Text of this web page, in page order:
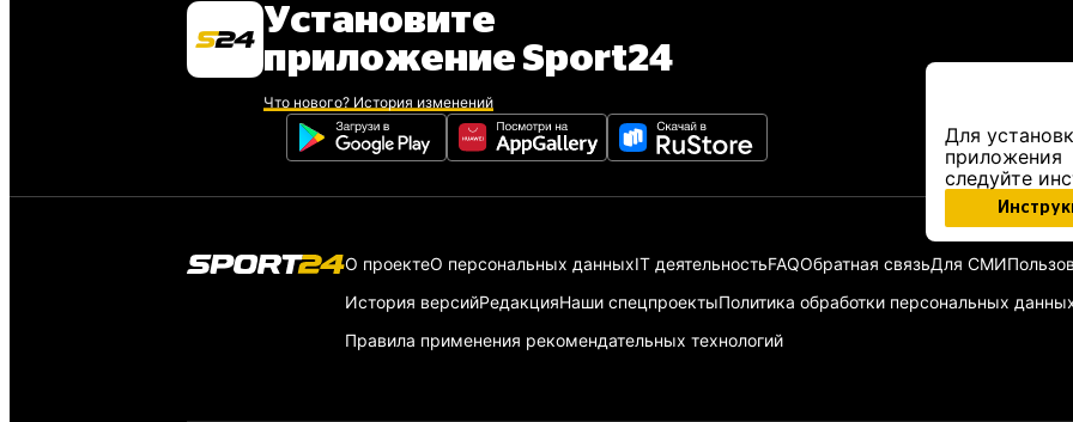
Установите
приложение Sport24
Что нового? История изменений
Для
приложения
следуйте
О проектеО персональных данныхIT деятельностьFAQОбратная связьДля СМИ
История версийРедакцияНаши спецпроектыПолитика обработки персональных
Правила применения рекомендательных технологий